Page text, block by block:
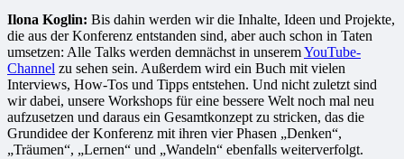
Ilona Koglin: Bis dahin werden wir die Inhalte, Ideen und Projekte,
die aus der Konferenz entstanden sind, aber auch schon in Taten
umsetzen: Alle Talks werden demnächst in unseremYouTube-
Channel zu sehen sein. Außerdem wird ein Buch mit vielen
Interviews, How-Tos und Tipps entstehen. Und nicht zuletzt sind
wir dabei, unsere Workshops für eine bessere Welt noch mal neu
aufzusetzen und daraus ein Gesamtkonzept zu stricken, das die
Grundidee der Konferenz mit ihren vier Phasen „Denken“,
„Träumen“, „Lernen“ und „Wandeln“ ebenfalls weiterverfolgt.